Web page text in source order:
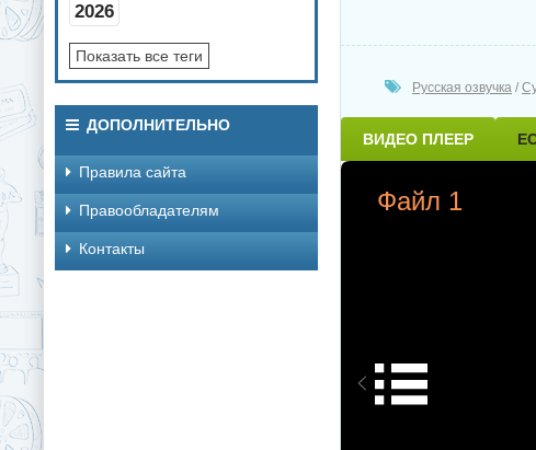
Русская озвучка /
ВИДЕО ПЛЕЕР
Файл 1
2026
Показать все теги
ДОПОЛНИТЕЛЬНО
Правила сайта
Правообладателям
Контакты